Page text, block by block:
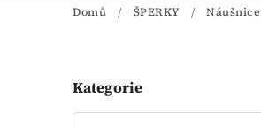
novinky
Domů / ŠPERKY / Náušnice
Kategorie